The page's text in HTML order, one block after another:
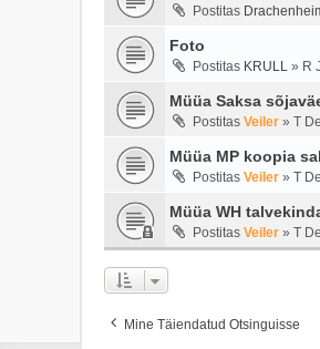
Postitas
Foto
Postitas KRULL » R
Müüa Saksa
Postitas Veiler » T
Müüa MP koopia
Postitas Veiler » T
Müüa WH
Postitas Veiler » T
Mine Täiendatud Otsinguisse